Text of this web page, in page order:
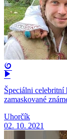
Špeciálni celebritní
zamaskované
Uhorčík
02. 10. 2021